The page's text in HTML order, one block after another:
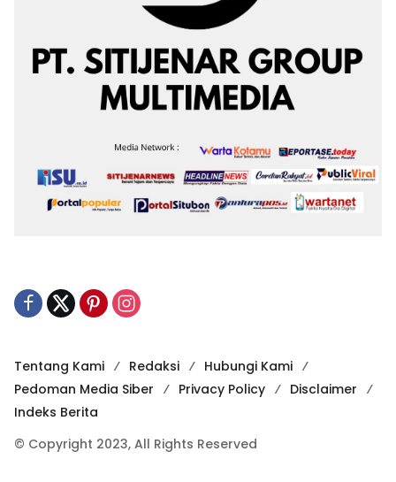
Tentang Kami Redaksi
Hubungi Kami
Pedoman Media Siber
Privacy Policy
Disclaimer
Indeks Berita
© Copyright 2023, All Rights Reserved